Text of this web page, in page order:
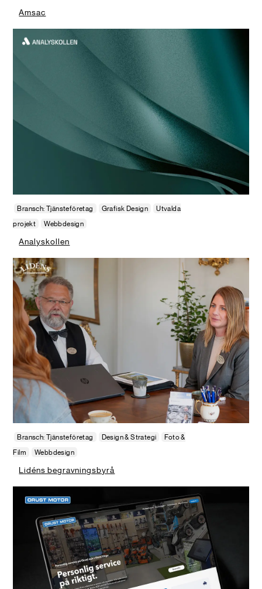
Amsac
Bransch: Tjänsteföretag Grafisk Design
Utvalda
projekt
Webbdesign
Analyskollen
Bransch: Tjänsteföretag Design & Strategi
Foto &
Film
Webbdesign
Lidéns begravningsbyrå